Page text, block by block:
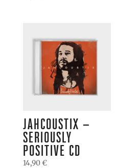
JAHCOUSTIX –
SERIOUSLY
POSITIVE CD
14,90€